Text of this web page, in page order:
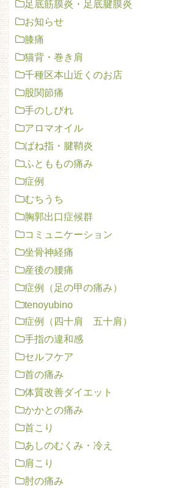
足底筋膜炎・足底腱膜炎
お知らせ
膝痛
猫背・巻き肩
千種区本山近くのお店
股関節痛
手のしびれ
アロマオイル
ばね指・腱鞘炎
ふとももの痛み
症例
むちうち
胸郭出口症候群
コミュニケーション
坐骨神経痛
産後の腰痛
症例（足の甲の痛み）
tenoyubino
症例（四十肩 五十肩）
手指の違和感
セルフケア
首の痛み
体質改善ダイエット
かかとの痛み
首こり
あしのむくみ・冷え
肩こり
肘の痛み